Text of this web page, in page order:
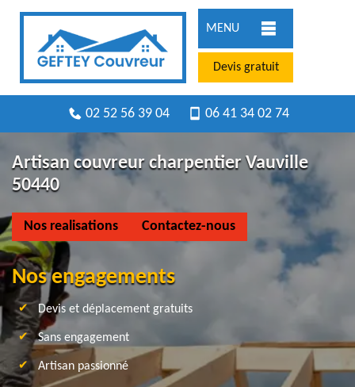
MENU
Devis gratuit
02 52 56 39 04 06 41 34 02 74
Artisan couvreur charpentier Vauville
50440
Nos realisations Contactez-nous
Nos engagements
Devis et déplacement gratuits
Sans engagement
Artisan passionné